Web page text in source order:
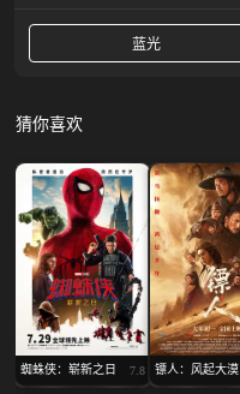
蓝光
猜你喜欢
蜘蛛侠：崭新之日 7.8 镖人：风起大漠